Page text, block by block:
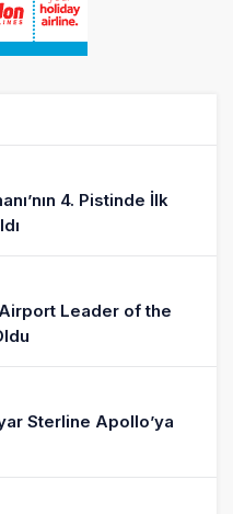
4. Pistinde İlk
Leader of the
Sterline Apollo’ya